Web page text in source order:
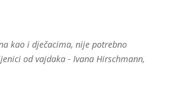
kao i dječacima, nije potrebno
od vajdaka - Ivana Hirschmann,